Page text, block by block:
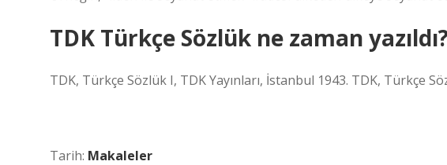
TDK Türkçe Sözlük ne zaman
TDK, Türkçe Sözlük I, TDK Yayınları, İstanbul 1943. TDK, Türkçe
Tarih: Makaleler